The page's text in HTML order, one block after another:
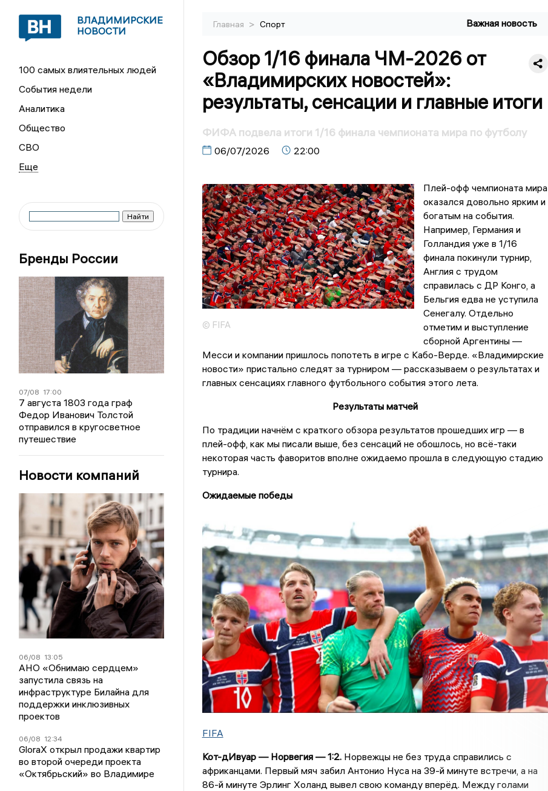
ВЛАДИМИРСКИЕ
НОВОСТИ
100 самых влиятельных людей
События недели
Аналитика
Общество
СВО
Бренды России
07/08 17:00
7 августа 1803 года граф
Федор Иванович Толстой
отправился в кругосветное
путешествие
Новости компаний
06/08 13:05
АНО «Обнимаю сердцем»
запустила связь на
инфраструктуре Билайна для
поддержки инклюзивных
проектов
06/08 12:34
GloraX открыл продажи квартир
во второй очереди проекта
«Октябрьский» во Владимире
Главная > Спорт Важная новость
Обзор 1/16 финала ЧМ-2026 от
«Владимирских новостей»:
результаты, сенсации и главные итоги
ФИФА подвела итоги 1/16 финала чемпионата мира по футболу
06/07/2026 22:00
© FIFA
Плей-офф чемпионата мира
оказался довольно ярким и
богатым на события.
Например, Германия и
Голландия уже в 1/16
финала покинули турнир,
Англия с трудом
справилась с ДР Конго, а
Бельгия едва не уступила
Сенегалу. Отдельно
отметим и выступление
сборной Аргентины —
Месси и компании пришлось попотеть в игре с Кабо-Верде. «Владимирские
новости» пристально следят за турниром — рассказываем о результатах и
главных сенсациях главного футбольного события этого лета.
Результаты матчей
По традиции начнём с краткого обзора результатов прошедших игр — в
плей-офф, как мы писали выше, без сенсаций не обошлось, но всё-таки
некоторая часть фаворитов вполне ожидаемо прошла в следующую стадию
турнира.
Ожидаемые победы
FIFA
Кот-дИвуар — Норвегия — 1:2. Норвежцы не без труда справились с
африканцами. Первый мяч забил Антонио Нуса на 39-й минуте встречи, а на
86-й минуте Эрлинг Холанд вывел свою команду вперёд. Между голами